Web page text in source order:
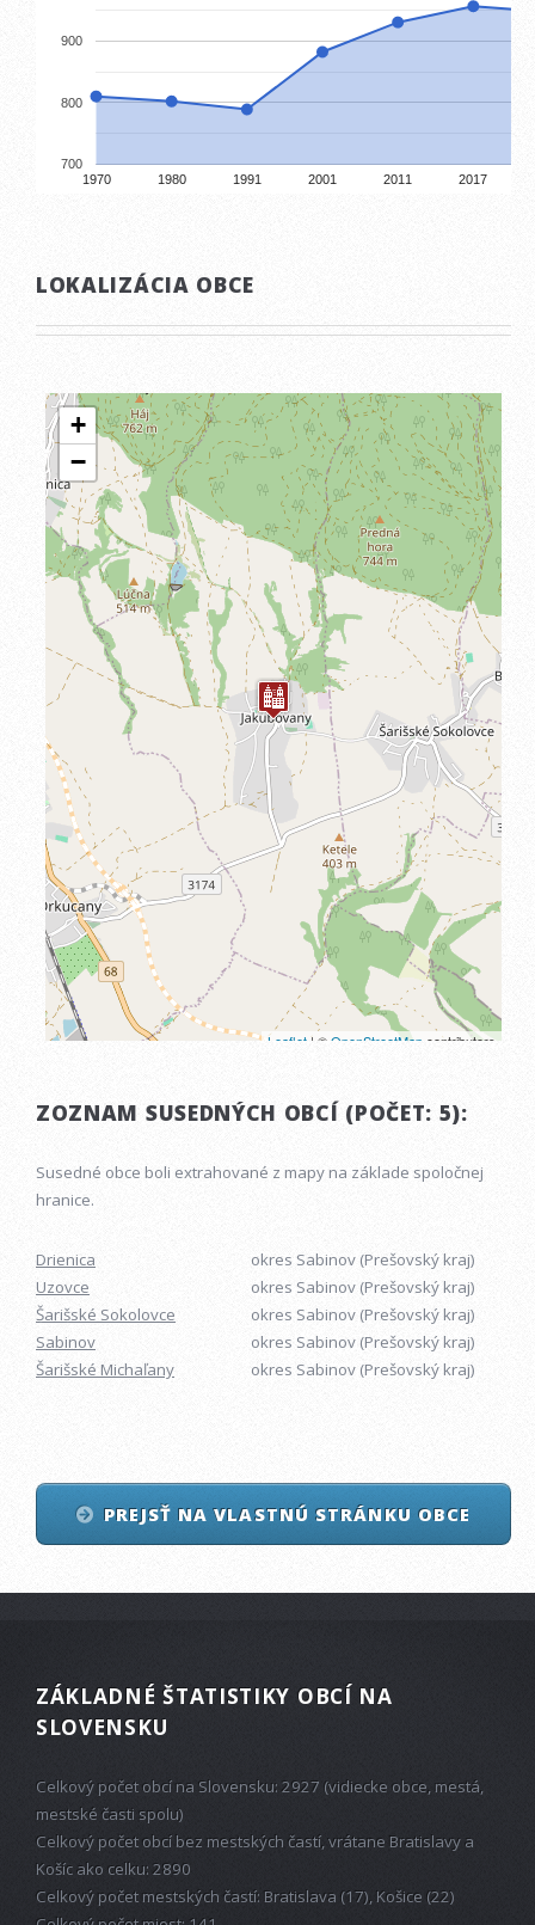
1970 1980 1991 2001 2011 2017
700
800
900
LOKALIZÁCIA OBCE
ZOZNAM SUSEDNÝCH OBCÍ (POČET: 5):
Susedné obce boli extrahované z mapy na základe spoločnej
hranice.
Drienica
okres Sabinov (Prešovský kraj)
Uzovce
okres Sabinov (Prešovský kraj)
Šarišské Sokolovce
okres Sabinov (Prešovský kraj)
Sabinov
okres Sabinov (Prešovský kraj)
Šarišské Michaľany
okres Sabinov (Prešovský kraj)
PREJSŤ NA VLASTNÚ STRÁNKU OBCE
ZÁKLADNÉ ŠTATISTIKY OBCÍ NA
SLOVENSKU
Celkový počet obcí na Slovensku: 2927 (vidiecke obce, mestá,
mestské časti spolu)
Celkový počet obcí bez mestských častí, vrátane Bratislavy a
Košíc ako celku: 2890
Celkový počet mestských častí: Bratislava (17), Košice (22)